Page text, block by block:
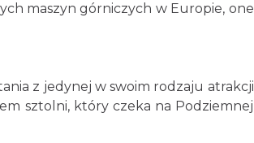
maszyn górniczych w Europie, one
z jedynej w swoim rodzaju atrakcji
sztolni, który czeka na Podziemnej